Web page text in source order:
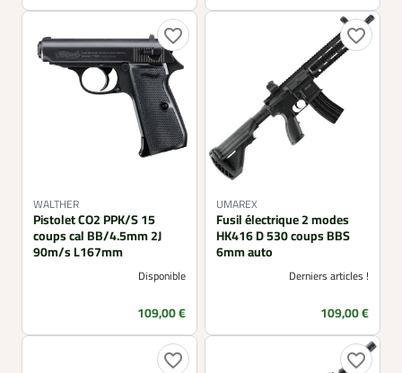
favorite_border
WALTHER
Pistolet CO2 PPK/S 15
coups cal BB/4.5mm 2J
90m/s L167mm
Disponible
Prix
109,00 €
favorite_border
UMAREX
Fusil électrique 2 modes
HK416 D 530 coups BBS
6mm auto
Derniers articles !
Prix
109,00 €
favorite_border favorite_border